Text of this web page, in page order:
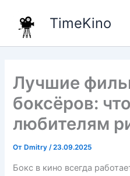
содержимому
TimeKino
Лучшие
боксёров:
любителям
От Dmitry/23.09.2025
Бокс в кино всегда